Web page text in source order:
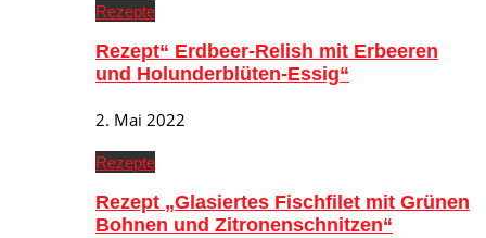
Rezepte
Rezept“ Erdbeer-Relish mit Erbeeren
und Holunderblüten-Essig“
2. Mai 2022
Rezepte
Rezept „Glasiertes Fischfilet mit Grünen
Bohnen und Zitronenschnitzen“